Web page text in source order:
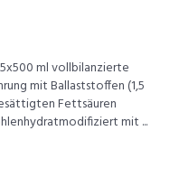
ml vollbilanzierte
mit Ballaststoffen (1,5
Fettsäuren
mit ...